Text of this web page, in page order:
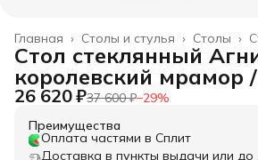
Столы ›
Столы и стулья ›
Главная ›
Стол стеклянный
королевский мрамор
26 620 ₽37 600 ₽−29%
Преимущества
Оплата частями в Сплит
Доставка в пункты выдачи или до